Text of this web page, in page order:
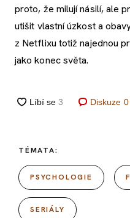
proto, že milují násilí, ale
utišit vlastní úzkost a
z Netflixu totiž najednou
jako konec světa.
Diskuze 0
TÉMATA:
PSYCHOLOGIE
SERIÁLY